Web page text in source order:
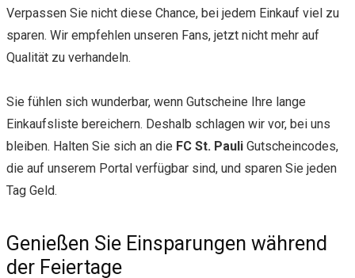
Verpassen Sie nicht diese Chance, bei jedem Einkauf viel zu
sparen. Wir empfehlen unseren Fans, jetzt nicht mehr auf
Qualität zu verhandeln.
Sie fühlen sich wunderbar, wenn Gutscheine Ihre lange
Einkaufsliste bereichern. Deshalb schlagen wir vor, bei uns
bleiben. Halten Sie sich an die FC St. Pauli Gutscheincodes,
die auf unserem Portal verfügbar sind, und sparen Sie jeden
Tag Geld.
Genießen Sie Einsparungen während
der Feiertage